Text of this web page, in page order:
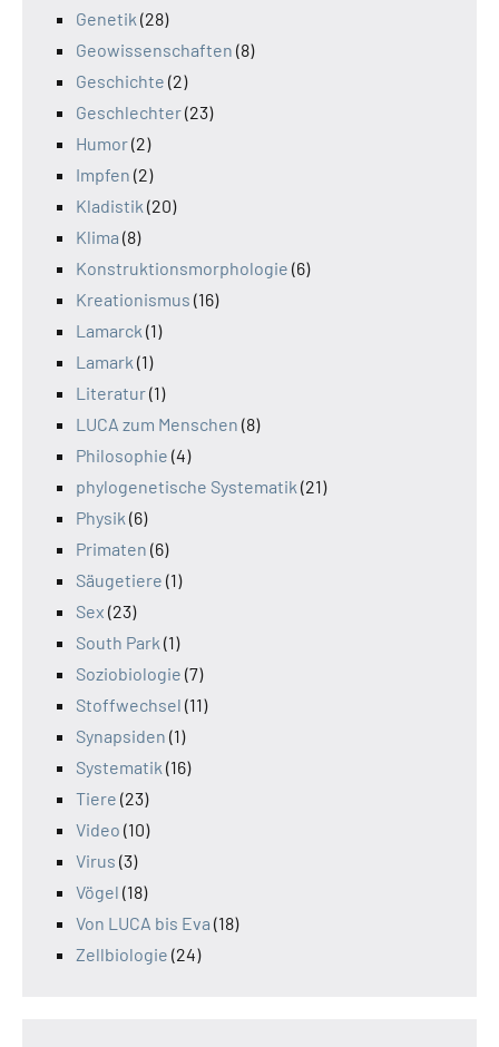
Genetik (28)
Geowissenschaften (8)
Geschichte (2)
Geschlechter(23)
Humor(2)
Impfen (2)
Kladistik (20)
Klima (8)
Konstruktionsmorphologie (6)
Kreationismus (16)
Lamarck (1)
Lamark (1)
Literatur(1)
LUCA zum Menschen (8)
Philosophie (4)
phylogenetische Systematik (21)
Physik (6)
Primaten (6)
Säugetiere (1)
Sex (23)
South Park (1)
Soziobiologie (7)
Stoffwechsel (11)
Synapsiden (1)
Systematik (16)
Tiere (23)
Video (10)
Virus (3)
Vögel (18)
Von LUCA bis Eva (18)
Zellbiologie (24)